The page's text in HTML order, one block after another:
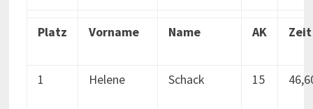
Platz Vorname Name AK Zeit
1 Helene Schack 15